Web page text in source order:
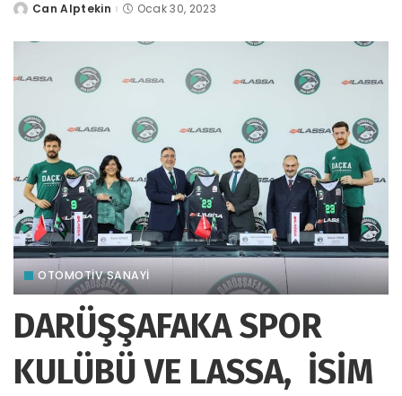
tarafından
Can Alptekin Ocak 30, 2023
OTOMOTIV SANAYI
DARÜŞŞAFAKA SPOR
KULÜBÜ VE LASSA, İSİM